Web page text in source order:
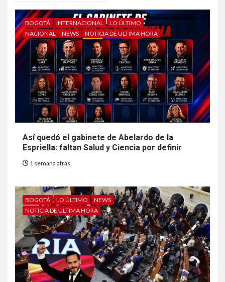
BOGOTÁ INTERNACIONAL
LO ÚLTIMO
NACIONAL
NEWS NOTICIA DE ULTIMA HORA
Así quedó el gabinete de Abelardo de la
Espriella: faltan Salud y Ciencia por definir
1 semana atrás
BOGOTÁ LO ÚLTIMO
NEWS
NOTICIA DE ULTIMA HORA